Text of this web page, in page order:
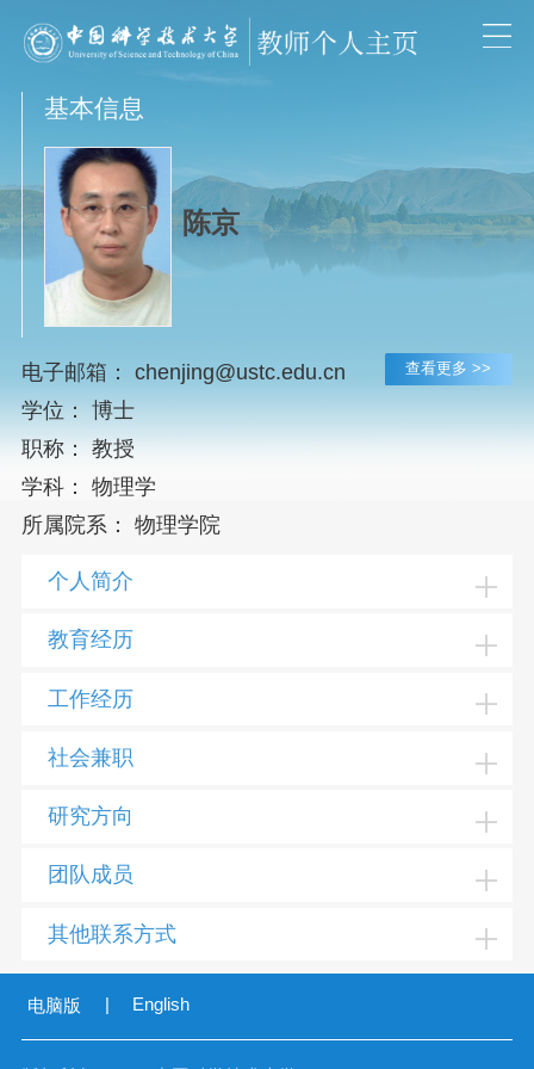
基本信息
陈京
电子邮箱： chenjing@ustc.edu.cn
学位： 博士
职称： 教授
学科： 物理学
所属院系： 物理学院
查看更多 >>
个人简介
教育经历
工作经历
社会兼职
研究方向
团队成员
其他联系方式
电脑版 English